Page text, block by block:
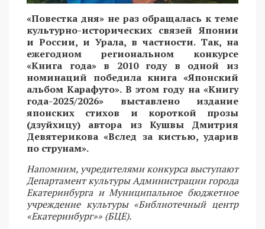
«Повестка дня» не раз обращалась к теме
культурно-исторических связей Японии
и России, и Урала, в частности. Так, на
ежегодном региональном конкурсе
«Книга года» в 2010 году в одной из
номинаций победила книга «Японский
альбом Карафуто». В этом году на «Книгу
года-2025/2026» выставлено издание
японских стихов и короткой прозы
(дзуйхицу) автора из Кушвы Дмитрия
Девятерикова «Вслед за кистью, ударив
по струнам».
Напомним, учредителями конкурса выступают
Департамент культуры Администрации города
Екатеринбурга и Муниципальное бюджетное
учреждение культуры «Библиотечный центр
«Екатеринбург»» (БЦЕ).